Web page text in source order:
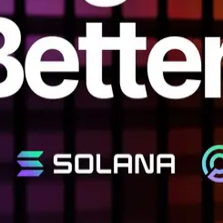
connexions régionales estimées
des adresses IP
de localisation basées sur
chemin de communication.
de Tokyo à Osaka peut sembler
pourrait traverser Tokyo-Los
inattendue.